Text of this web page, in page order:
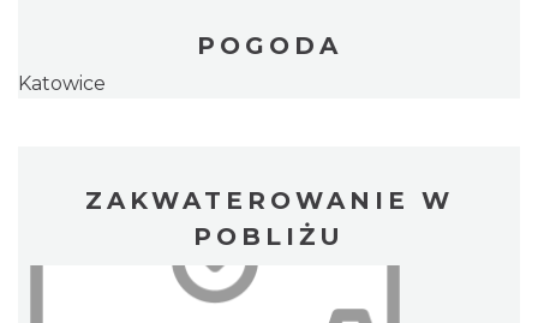
POGODA
Katowice
ZAKWATEROWANIE W
POBLIŻU